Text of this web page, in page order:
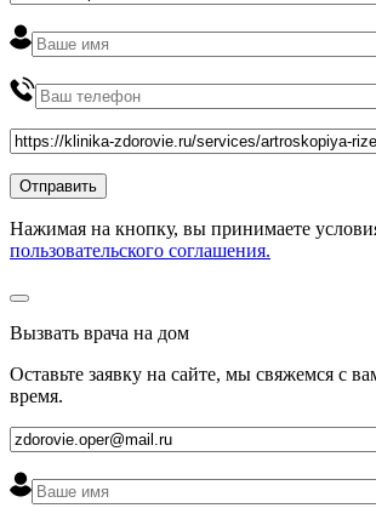
Нажимая на кнопку, вы принимаете
пользовательского соглашения.
Вызвать врача на дом
Оставьте заявку на сайте, мы свяжемся с
время.